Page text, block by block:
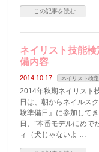
この記事を読む
ネイリスト技能
備内容
2014.10.17 ネイリスト検
2014年秋期ネイリスト
日は、朝からネイルス
験準備日』に参加して
日、”本番モデルにめで
ィ（犬じゃないよ …